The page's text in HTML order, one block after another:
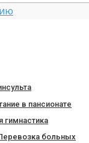
в пансионате
гимнастика
больных